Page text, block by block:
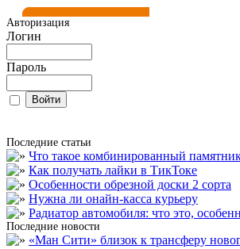
Авторизация
Логин
Пароль
Последние статьи
Что такое комбинированный
Как получать лайки в ТикТоке
Особенности обрезной доски 2 сорта
Нужна ли онайн-касса курьеру
Радиатор автомобиля: что это,
Последние новости
«Ман Сити» близок к трансферу